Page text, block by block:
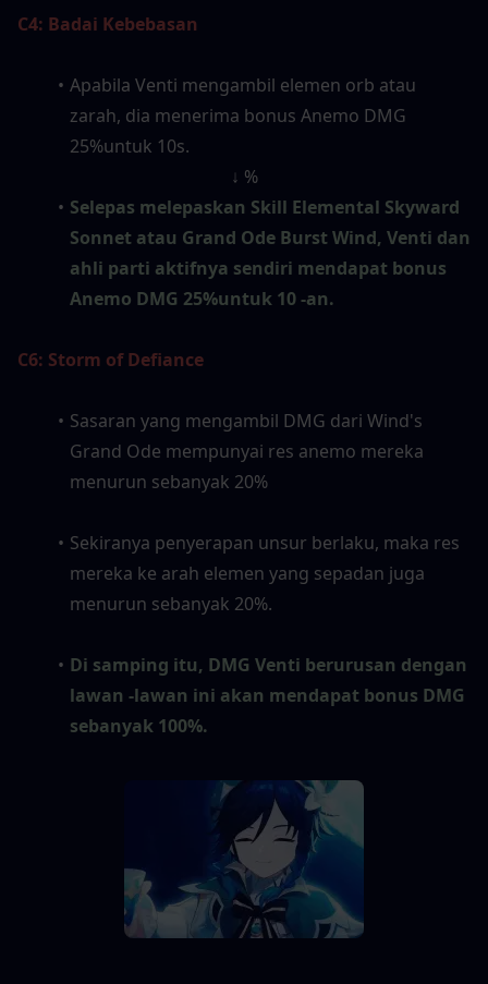
C4: Badai Kebebasan
Apabila Venti mengambil elemen orb atau
zarah, dia menerima bonus Anemo DMG
25%untuk 10s.
↓ %
Selepas melepaskan Skill Elemental Skyward
Sonnet atau Grand Ode Burst Wind, Venti dan
ahli parti aktifnya sendiri mendapat bonus
Anemo DMG 25%untuk 10 -an.
C6: Storm of Defiance
Sasaran yang mengambil DMG dari Wind's
Grand Ode mempunyai res anemo mereka
menurun sebanyak 20%
Sekiranya penyerapan unsur berlaku, maka res
mereka ke arah elemen yang sepadan juga
menurun sebanyak 20%.
Di samping itu, DMG Venti berurusan dengan
lawan -lawan ini akan mendapat bonus DMG
sebanyak 100%.